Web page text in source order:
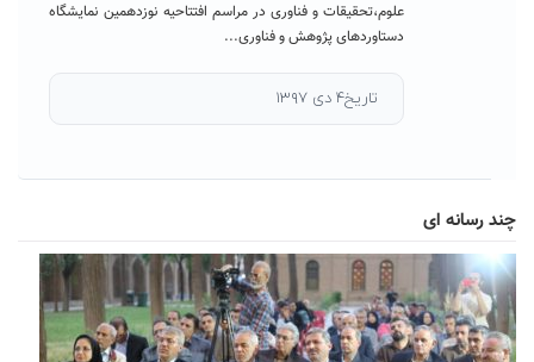
علوم،تحقیقات و فناوری در مراسم افتتاحیه نوزدهمین نمایشگاه
دستاوردهای پژوهش و فناوری...
تاریخ۴ دی ۱۳۹۷
چند رسانه ای